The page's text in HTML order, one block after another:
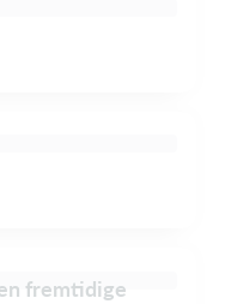
fremtidige